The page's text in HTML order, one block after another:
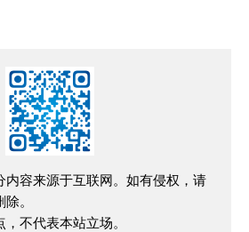
内容来源于互联网。如有侵权，请
。
不代表本站立场。